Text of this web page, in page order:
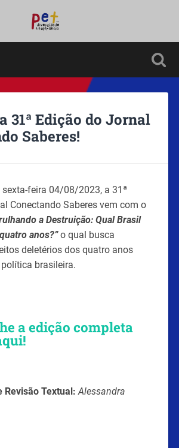
31ª Edição do Jornal
Saberes!
feira 04/08/2023, a 31ª
Conectando Saberes vem com o
a Destruição: Qual Brasil
anos?”o qual busca
deletérios dos quatro anos
brasileira.
a edição completa
Revisão Textual: Alessandra